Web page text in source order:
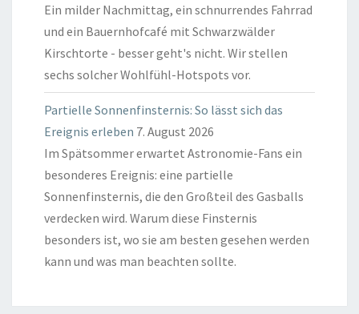
Ein milder Nachmittag, ein schnurrendes Fahrrad
und ein Bauernhofcafé mit Schwarzwälder
Kirschtorte - besser geht's nicht. Wir stellen
sechs solcher Wohlfühl-Hotspots vor.
Partielle Sonnenfinsternis: So lässt sich das
Ereignis erleben 7. August 2026
Im Spätsommer erwartet Astronomie-Fans ein
besonderes Ereignis: eine partielle
Sonnenfinsternis, die den Großteil des Gasballs
verdecken wird. Warum diese Finsternis
besonders ist, wo sie am besten gesehen werden
kann und was man beachten sollte.